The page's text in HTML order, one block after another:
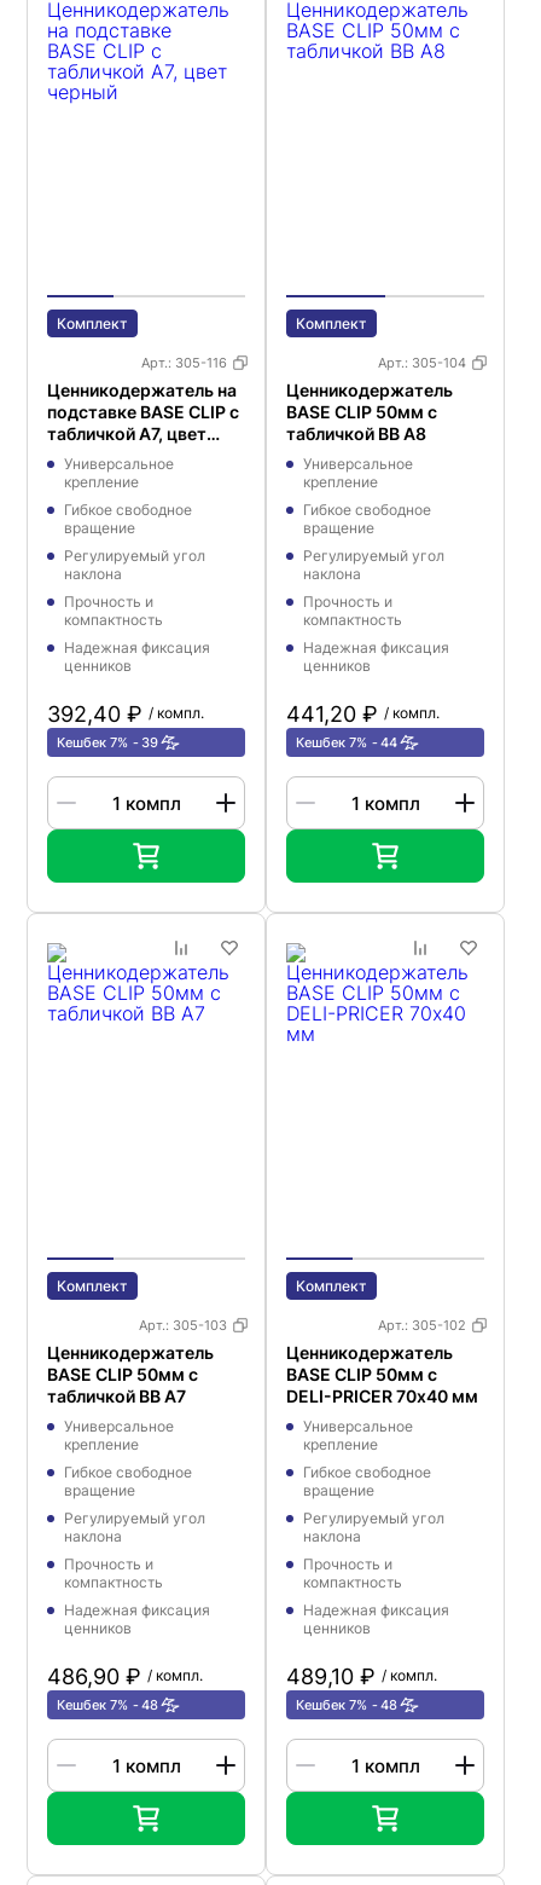
Комплект
Арт.: 305-116
Ценникодержатель на
подставке BASE CLIP с
табличкой А7, цвет
черный
Универсальное
крепление
Гибкое свободное
вращение
Регулируемый угол
наклона
Прочность и
компактность
Надежная фиксация
ценников
392,40 ₽ / компл.
Кешбек 7% 39
Комплект
Арт.: 305-104
Ценникодержатель
BASE CLIP 50мм с
табличкой BB A8
Универсальное
крепление
Гибкое свободное
вращение
Регулируемый угол
наклона
Прочность и
компактность
Надежная фиксация
ценников
441,20 ₽ / компл.
Кешбек 7% 44
Комплект
Арт.: 305-103
Ценникодержатель
BASE CLIP 50мм с
табличкой BB A7
Универсальное
крепление
Гибкое свободное
вращение
Регулируемый угол
наклона
Прочность и
компактность
Надежная фиксация
ценников
486,90 ₽ / компл.
Кешбек 7% 48
Комплект
Арт.: 305-102
Ценникодержатель
BASE CLIP 50мм с
DELI-PRICER 70х40 мм
Универсальное
крепление
Гибкое свободное
вращение
Регулируемый угол
наклона
Прочность и
компактность
Надежная фиксация
ценников
489,10 ₽ / компл.
Кешбек 7% 48